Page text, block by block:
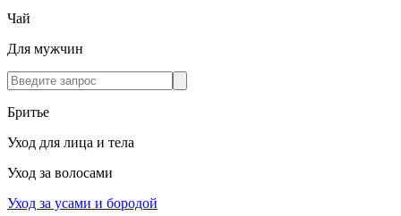
Чай
Для мужчин
Бритье
Уход для лица и тела
Уход за волосами
Уход за усами и бородой